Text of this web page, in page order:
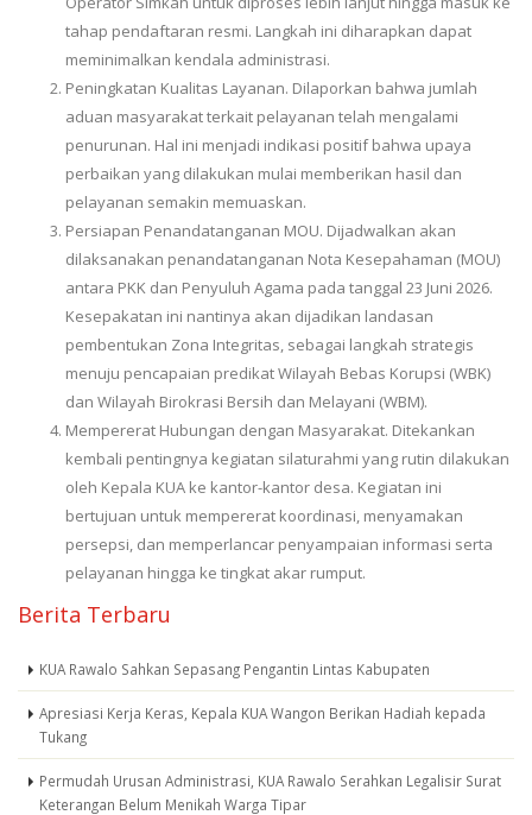
tahap pendaftaran resmi. Langkah ini diharapkan dapat
meminimalkan kendala administrasi.
Peningkatan Kualitas Layanan. Dilaporkan bahwa jumlah
aduan masyarakat terkait pelayanan telah mengalami
penurunan. Hal ini menjadi indikasi positif bahwa upaya
perbaikan yang dilakukan mulai memberikan hasil dan
pelayanan semakin memuaskan.
Persiapan Penandatanganan MOU. Dijadwalkan akan
dilaksanakan penandatanganan Nota Kesepahaman (MOU)
antara PKK dan Penyuluh Agama pada tanggal 23 Juni 2026.
Kesepakatan ini nantinya akan dijadikan landasan
pembentukan Zona Integritas, sebagai langkah strategis
menuju pencapaian predikat Wilayah Bebas Korupsi (WBK)
dan Wilayah Birokrasi Bersih dan Melayani (WBM).
Mempererat Hubungan dengan Masyarakat. Ditekankan
kembali pentingnya kegiatan silaturahmi yang rutin dilakukan
oleh Kepala KUA ke kantor-kantor desa. Kegiatan ini
bertujuan untuk mempererat koordinasi, menyamakan
persepsi, dan memperlancar penyampaian informasi serta
pelayanan hingga ke tingkat akar rumput.
Berita Terbaru
KUA Rawalo Sahkan Sepasang Pengantin Lintas Kabupaten
Apresiasi Kerja Keras, Kepala KUA Wangon Berikan Hadiah kepada
Tukang
Permudah Urusan Administrasi, KUA Rawalo Serahkan Legalisir Surat
Keterangan Belum Menikah Warga Tipar